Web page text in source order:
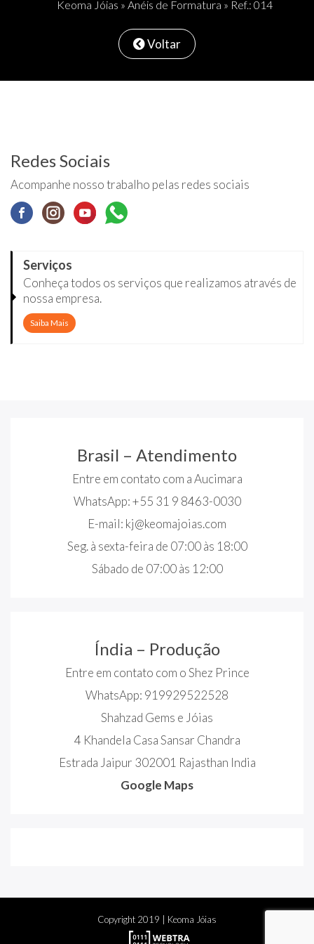
Keoma Jóias » Anéis de Formatura » Ref.: 014
Voltar
Redes Sociais
Acompanhe nosso trabalho pelas redes sociais
Serviços
Conheça todos os serviços que realizamos através de
nossa empresa.
Saiba Mais
Brasil – Atendimento
Entre em contato com a Aucimara
WhatsApp: +55 31 9 8463-0030
E-mail: kj@keomajoias.com
Seg. à sexta-feira de 07:00 às 18:00
Sábado de 07:00 às 12:00
Índia – Produção
Entre em contato com o Shez Prince
WhatsApp: 919929522528
Shahzad Gems e Jóias
4 Khandela Casa Sansar Chandra
Estrada Jaipur 302001 Rajasthan India
Google Maps
Copyright 2019 | Keoma Jóias